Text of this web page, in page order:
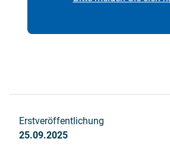
Erstveröffentlichung
25.09.2025